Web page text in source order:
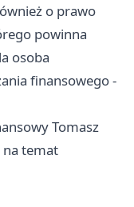
o prawo
powinna
osoba
finansowego -
Tomasz
na temat